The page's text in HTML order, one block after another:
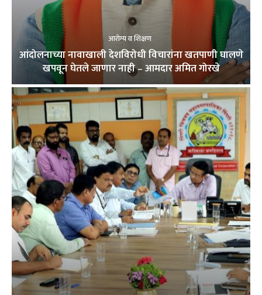
आरोग्य व शिक्षण
आंदोलनाच्या नावाखाली देशविरोधी विचारांना खतपाणी घालणे
खपवून घेतले जाणार नाही – आमदार अमित गोरखे